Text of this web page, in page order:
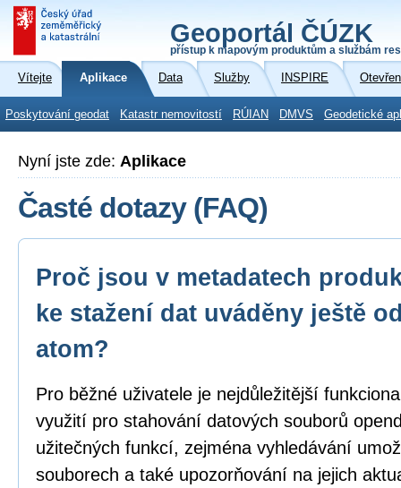
Geoportál ČÚZK
přístup k mapovým produktům a službám
Vítejte Aplikace Data Služby INSPIRE
Poskytování geodat Katastr nemovitostí RÚIAN DMVS Geodetické
Nyní jste zde: Aplikace
Časté dotazy (FAQ)
Proč jsou v metadatech
ke stažení dat uváděny ještě
atom?
Pro běžné uživatele je nejdůležitější
využití pro stahování datových souborů
užitečných funkcí, zejména vyhledávání
souborech a také upozorňování na jejich